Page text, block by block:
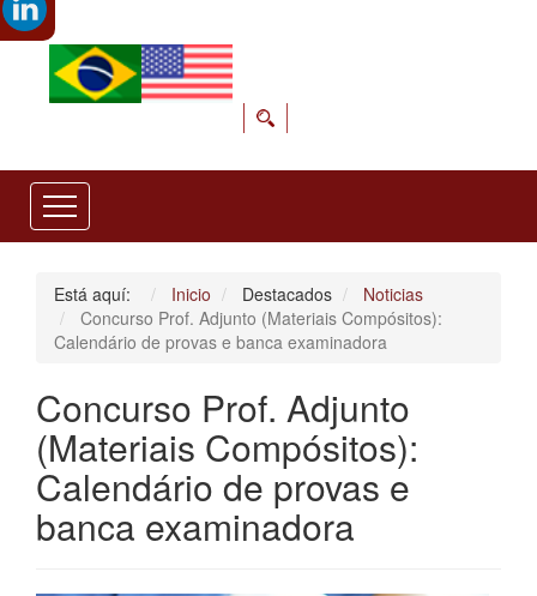
Está aquí: Inicio Destacados
Noticias
Concurso Prof. Adjunto (Materiais Compósitos):
Calendário de provas e banca examinadora
Concurso Prof. Adjunto
(Materiais Compósitos):
Calendário de provas e
banca examinadora